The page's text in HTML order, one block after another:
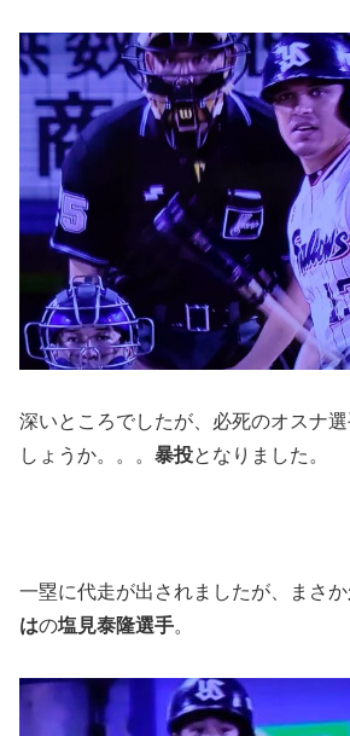
深いところでしたが、必死のオスナ
しょうか。。。 暴投となりました。
一塁に代走が出されましたが、まさか
はの塩見泰隆選手。